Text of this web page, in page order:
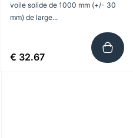
voile solide de 1000 mm (+/- 30
mm) de large...
€ 32.67